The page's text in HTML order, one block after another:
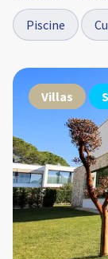
Piscine
Villas